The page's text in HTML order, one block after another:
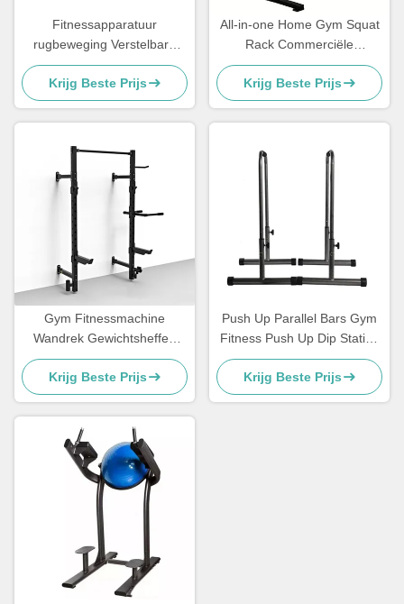
Fitnessapparatuur
rugbeweging Verstelbare
rugverlenging Romeinse
stoel
Krijg Beste Prijs
All-in-one Home Gym Squat
Rack Commerciële
fitnessapparatuur Plaat
geladen machines
Krijg Beste Prijs
Gym Fitnessmachine
Wandrek Gewichtsheffen
Power Racks Wand
gemonteerd
Krijg Beste Prijs
Push Up Parallel Bars Gym
Fitness Push Up Dip Station
Bar
Krijg Beste Prijs